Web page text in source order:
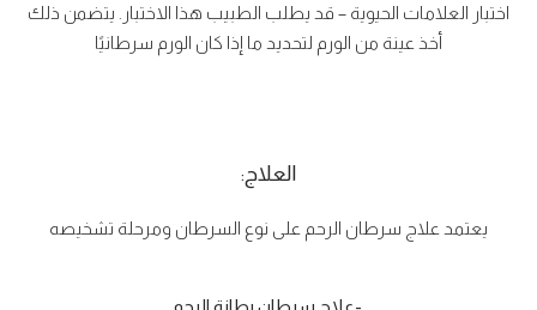
اختبار العلامات الحيوية – قد يطلب الطبيب هذا الاختبار. يتضمن ذلك
أخذ عينة من الورم لتحديد ما إذا كان الورم سرطانيًا
العلاج:
يعتمد علاج سرطان الرحم على نوع السرطان ومرحلة تشخيصه
-علاج سرطان بطانة الرحم